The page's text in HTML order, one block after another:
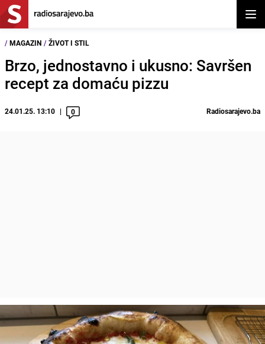
/ MAGAZIN / ŽIVOT I STIL
Brzo, jednostavno i ukusno: Savršen
recept za domaću pizzu
24.01.25. 13:10 0 Radiosarajevo.ba